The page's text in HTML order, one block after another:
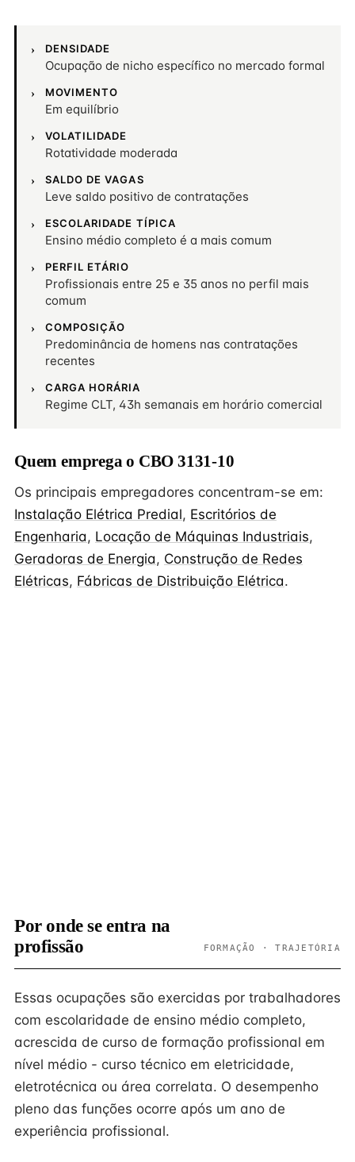
DENSIDADE
Ocupação de nicho específico no mercado formal
MOVIMENTO
Em equilíbrio
VOLATILIDADE
Rotatividade moderada
SALDO DE VAGAS
Leve saldo positivo de contratações
ESCOLARIDADE TÍPICA
Ensino médio completo é a mais comum
PERFIL ETÁRIO
Profissionais entre 25 e 35 anos no perfil mais
comum
COMPOSIÇÃO
Predominância de homens nas contratações
recentes
CARGA HORÁRIA
Regime CLT, 43h semanais em horário comercial
Quem emprega o CBO 3131-10
Os principais empregadores concentram-se em:
Instalação Elétrica Predial, Escritórios de
Engenharia, Locação de Máquinas Industriais,
Geradoras de Energia, Construção de Redes
Elétricas, Fábricas de Distribuição Elétrica.
Por onde se entra na
profissão
FORMAÇÃO · TRAJETÓRIA
Essas ocupações são exercidas por trabalhadores
com escolaridade de ensino médio completo,
acrescida de curso de formação profissional em
nível médio - curso técnico em eletricidade,
eletrotécnica ou área correlata. O desempenho
pleno das funções ocorre após um ano de
experiência profissional.